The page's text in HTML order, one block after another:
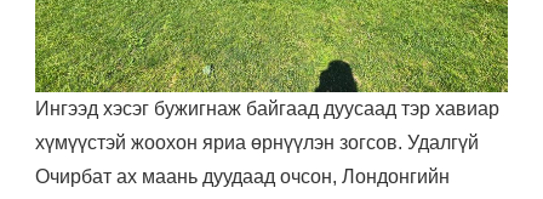
Ингээд хэсэг бужигнаж байгаад дуусаад тэр хавиар
хүмүүстэй жоохон яриа өрнүүлэн зогсов. Удалгүй
Очирбат ах маань дуудаад очсон, Лондонгийн